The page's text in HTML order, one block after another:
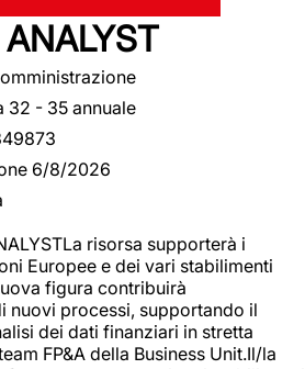
32 - 35 annuale
6/8/2026
risorsa supporterà i
Europee e dei vari stabilimenti
figura contribuirà
nuovi processi, supportando il
dei dati finanziari in stretta
FP&A della Business Unit.Il/la